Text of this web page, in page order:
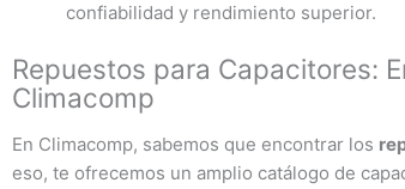
confiabilidad y rendimiento superior.
Repuestos para Capacitores:
Climacomp
En Climacomp, sabemos que encontrar los
eso, te ofrecemos un amplio catálogo de